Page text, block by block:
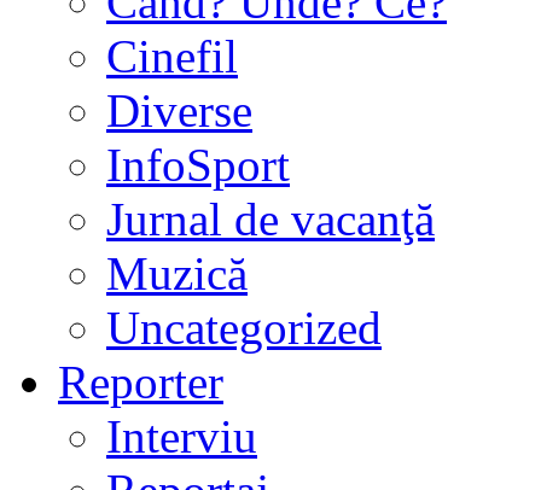
Cinefil
Diverse
InfoSport
Jurnal de vacanţă
Muzică
Uncategorized
Reporter
Interviu